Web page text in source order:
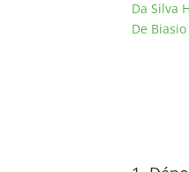
Da Silva
De